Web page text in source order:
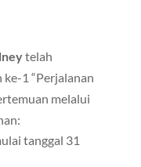
telah
1 “Perjalanan
melalui
tanggal 31